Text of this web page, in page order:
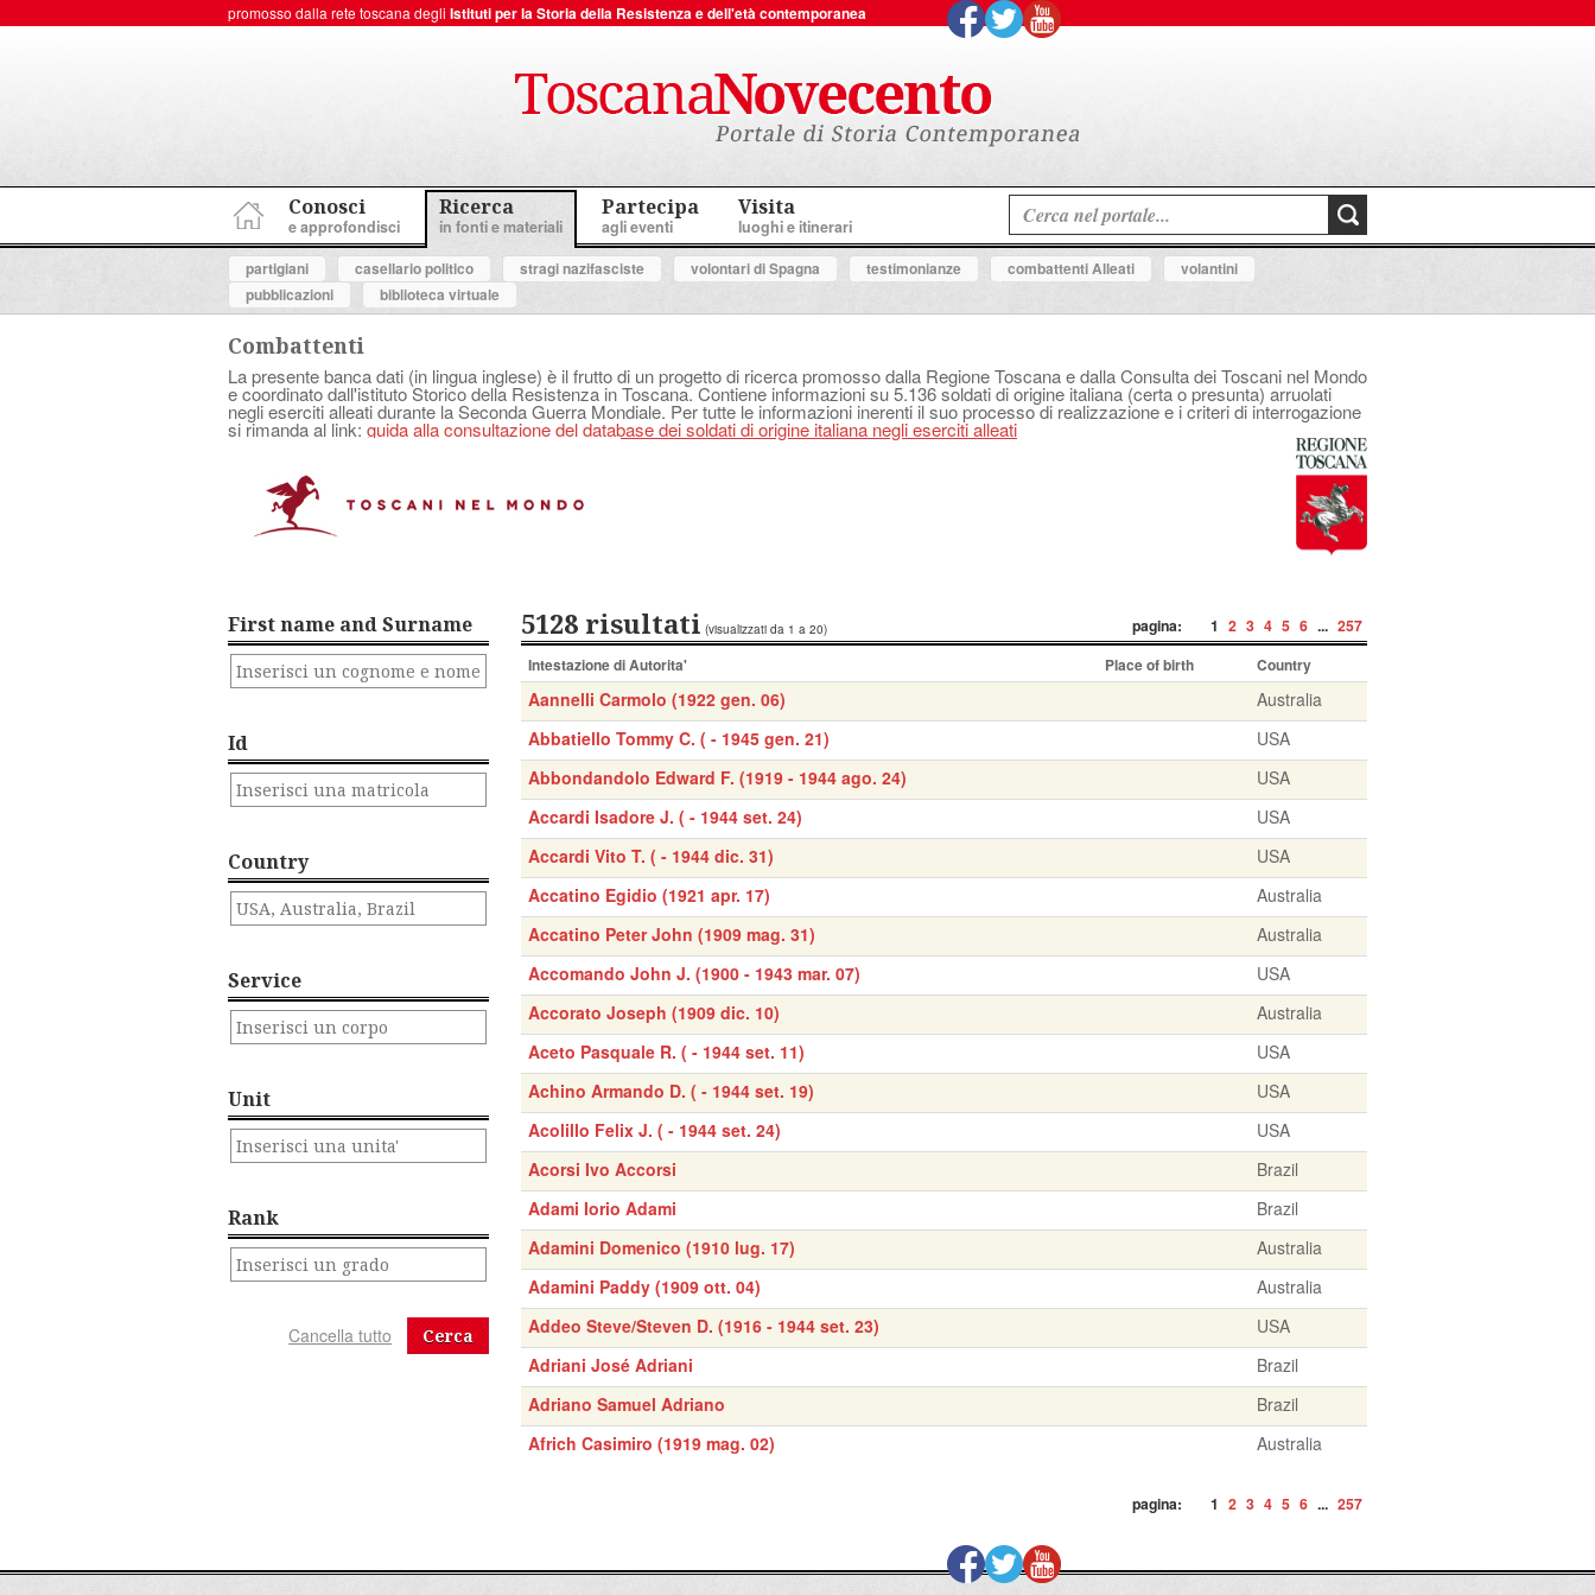
promosso dalla rete toscana degli Istituti per la Storia della Resistenza e dell'età contemporanea
Conosci
e approfondisci
Ricerca
in fonti e materiali
Partecipa
agli eventi
Visita
luoghi e itinerari
partigiani
casellario politico stragi nazifasciste volontari di Spagna testimonianze combattenti Alleati
volantini
pubblicazioni
biblioteca virtuale
Combattenti
La presente banca dati (in lingua inglese) è il frutto di un progetto di ricerca promosso dalla Regione Toscana e dalla Consulta dei Toscani nel Mondo
e coordinato dall'istituto Storico della Resistenza in Toscana. Contiene informazioni su 5.136 soldati di origine italiana (certa o presunta) arruolati
negli eserciti alleati durante la Seconda Guerra Mondiale. Per tutte le informazioni inerenti il suo processo di realizzazione e i criteri di interrogazione
si rimanda al link: guida alla consultazione del database dei soldati di origine italiana negli eserciti alleati
First name and Surname
Id
Country
Service
Unit
Rank
Cerca
pagina: 1 2 3 4 5 6 ... 257
5128 risultati (visualizzati da 1 a 20)
Intestazione di Autorita' Place of birth Country
Aannelli Carmolo (1922 gen. 06)
Australia
Abbatiello Tommy C. ( - 1945 gen. 21)
USA
Abbondandolo Edward F. (1919 - 1944 ago. 24)
USA
Accardi Isadore J. ( - 1944 set. 24)
USA
Accardi Vito T. ( - 1944 dic. 31)
USA
Accatino Egidio (1921 apr. 17)
Australia
Accatino Peter John (1909 mag. 31)
Australia
Accomando John J. (1900 - 1943 mar. 07)
USA
Accorato Joseph (1909 dic. 10)
Australia
Aceto Pasquale R. ( - 1944 set. 11)
USA
Achino Armando D. ( - 1944 set. 19)
USA
Acolillo Felix J. ( - 1944 set. 24)
USA
Acorsi Ivo Accorsi
Brazil
Adami Iorio Adami
Brazil
Adamini Domenico (1910 lug. 17)
Australia
Adamini Paddy (1909 ott. 04)
Australia
Addeo Steve/Steven D. (1916 - 1944 set. 23)
USA
Adriani José Adriani
Brazil
Adriano Samuel Adriano
Brazil
Africh Casimiro (1919 mag. 02)
Australia
pagina: 1 2 3 4 5 6 ... 257